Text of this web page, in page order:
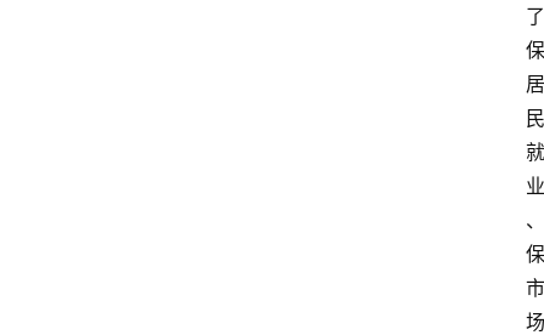
了
保
居
民
就
业
、
保
市
场